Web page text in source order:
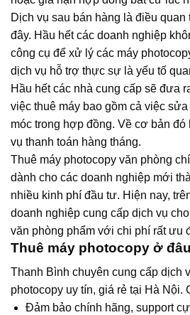
Dịch vụ sau bán hàng là điều quan
đây. Hầu hết các doanh nghiệp
công cụ để xử lý các máy
dịch vụ hỗ trợ thực sự là yếu tố
Hầu hết các nhà cung cấp sẽ đưa
việc thuê máy bao gồm cả việc
móc trong hợp đồng. Về cơ bản đó
vụ thanh toán hàng tháng.
Thuê máy photocopy văn phòng
dành cho các doanh nghiệp mới
nhiều kinh phí đầu tư. Hiện nay,
doanh nghiệp cung cấp dịch vụ
văn phòng phẩm với chi phí rất ưu
Thuê máy photocopy ở
Thanh Bình chuyên cung cấp dịch
photocopy uy tín, giá rẻ tại Hà Nội.
Đảm bảo chính hãng, support